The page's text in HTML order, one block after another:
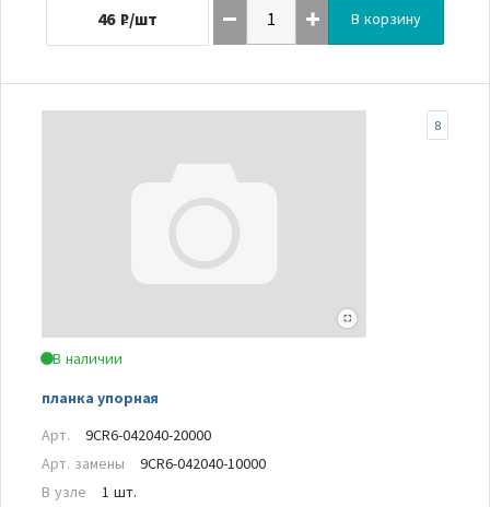
46 ₽/шт В корзину
В наличии
планка упорная
8
Арт.
9CR6-042040-20000
Арт. замены
9CR6-042040-10000
В узле
1 шт.